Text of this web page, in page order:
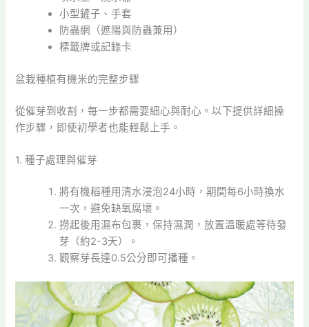
小型鏟子、手套
防蟲網（遮陽與防蟲兼用）
標籤牌或記錄卡
盆栽種植有機米的完整步驟
從催芽到收割，每一步都需要細心與耐心。以下提供詳細操
作步驟，即使初學者也能輕鬆上手。
1. 種子處理與催芽
將有機稻種用清水浸泡24小時，期間每6小時換水
一次，避免缺氧腐壞。
撈起後用濕布包裹，保持濕潤，放置溫暖處等待發
芽（約2-3天）。
觀察芽長達0.5公分即可播種。